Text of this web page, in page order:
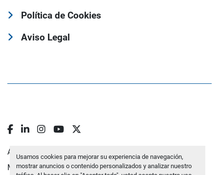
Usamos cookies para mejorar su experiencia de navegación,
mostrar anuncios o contenido personalizados y analizar nuestro
Política de Cookies
Aviso Legal
Administrar cookies
Machinio Systemsitio web deMachinio
facebook
linkedininstagram
youtube